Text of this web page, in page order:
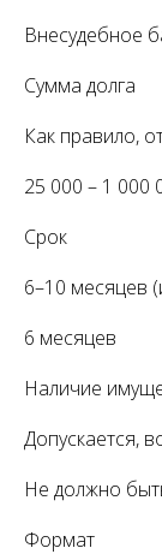
Внесудебное
Сумма долга
Как правило,
25 000 – 1 000
Срок
6–10 месяцев
6 месяцев
Наличие
Допускается,
Не должно
Формат